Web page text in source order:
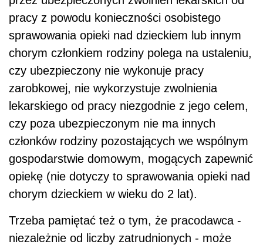
pracy z powodu konieczności osobistego
sprawowania opieki nad dzieckiem lub innym
chorym członkiem rodziny polega na ustaleniu,
czy ubezpieczony nie wykonuje pracy
zarobkowej, nie wykorzystuje zwolnienia
lekarskiego od pracy niezgodnie z jego celem,
czy poza ubezpieczonym nie ma innych
członków rodziny pozostających we wspólnym
gospodarstwie domowym, mogących zapewnić
opiekę (nie dotyczy to sprawowania opieki nad
chorym dzieckiem w wieku do 2 lat).
Trzeba pamiętać też o tym, że pracodawca -
niezależnie od liczby zatrudnionych - może